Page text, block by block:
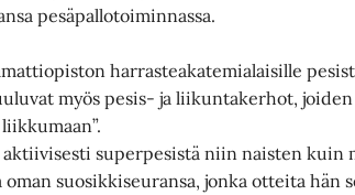
pesäpallotoiminnassa.
harrasteakatemialaisille
myös pesis- ja liikuntakerhot,
aktiivisesti superpesistä niin naisten kuin
oman suosikkiseuransa, jonka otteita hän